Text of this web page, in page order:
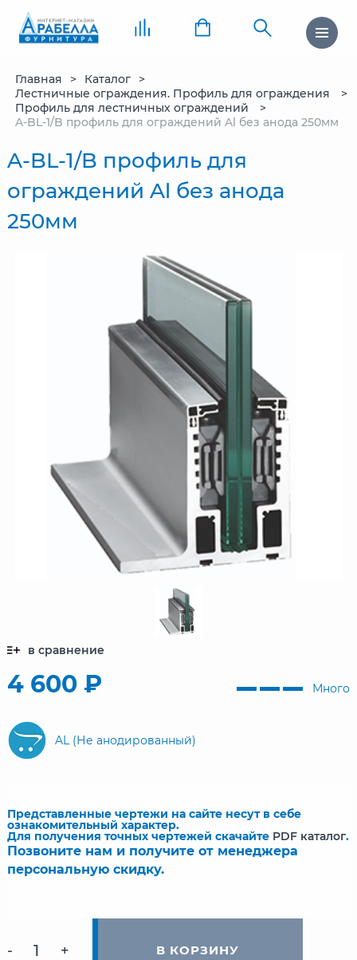
Главная
Каталог
Лестничные ограждения. Профиль для ограждения
Профиль для лестничных ограждений
A-BL-1/B профиль для ограждений Al без анода 250мм
A-BL-1/B профиль для
ограждений Al без анода
250мм
в сравнение
4 600 ₽ Много
AL (Не анодированный)
Представленные чертежи на сайте несут в себе
ознакомительный характер.
Для получения точных чертежей скачайте PDF каталог.
Позвоните нам и получите от менеджера
персональную скидку.
- + В КОРЗИНУ